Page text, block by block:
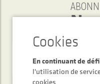
En continuant de
l'utilisation de
cookies